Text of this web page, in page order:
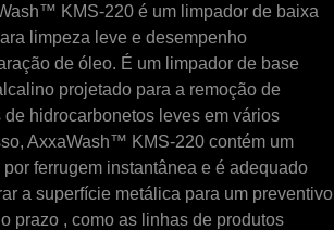
KMS-220 é um limpador de baixa
limpeza leve e desempenho
de óleo. É um limpador de base
projetado para a remoção de
hidrocarbonetos leves em vários
AxxaWash™ KMS-220 contém um
ferrugem instantânea e é adequado
a superfície metálica para um preventivo
prazo , como as linhas de produtos